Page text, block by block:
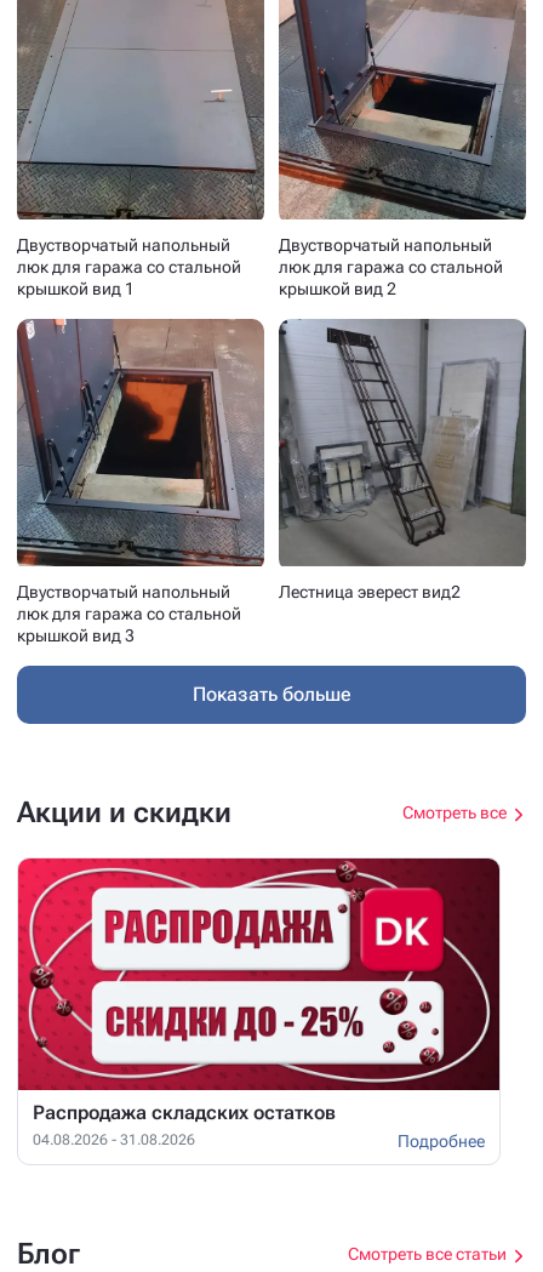
Двустворчатый напольный
люк для гаража со стальной
крышкой вид 1
Двустворчатый напольный
люк для гаража со стальной
крышкой вид 2
Двустворчатый напольный
люк для гаража со стальной
крышкой вид 3
Лестница эверест вид2
Показать больше
Акции и скидки Смотреть все
Распродажа складских остатков
04.08.2026 - 31.08.2026 Подробнее
Блог Смотреть все статьи